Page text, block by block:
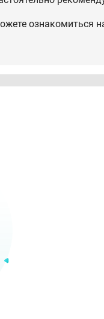
ознакомиться